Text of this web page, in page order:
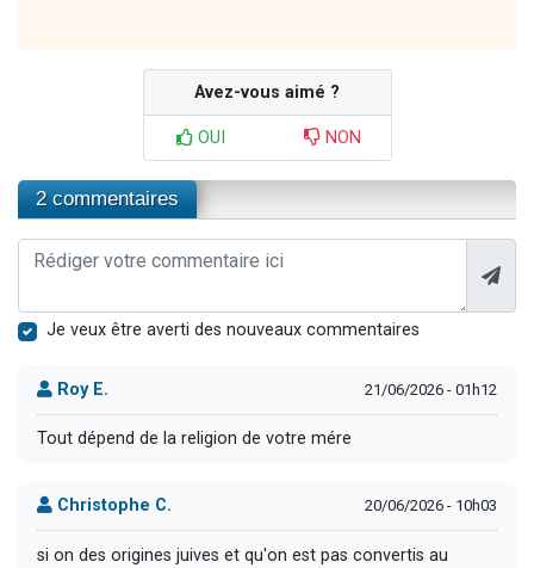
Avez-vous aimé ?
OUI NON
2 commentaires
Je veux être averti des nouveaux commentaires
Roy E. 21/06/2026 - 01h12
Tout dépend de la religion de votre mére
Christophe C. 20/06/2026 - 10h03
si on des origines juives et qu'on est pas convertis au